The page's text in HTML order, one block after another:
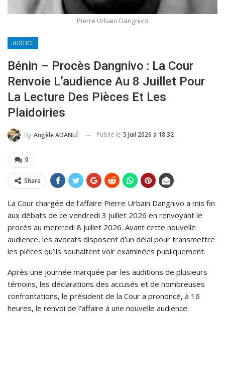
Pierre Urbain Dangnivo
JUSTICE
Bénin – Procès Dangnivo : La Cour
Renvoie L’audience Au 8 Juillet Pour
La Lecture Des Pièces Et Les
Plaidoiries
By Angèle ADANLÉ Publié le 5 Juil 2026 à 18:32
0
Share
La Cour chargée de l’affaire Pierre Urbain Dangnivo a mis fin
aux débats de ce vendredi 3 juillet 2026 en renvoyant le
procès au mercredi 8 juillet 2026. Avant cette nouvelle
audience, les avocats disposent d’un délai pour transmettre
les pièces qu’ils souhaitent voir examinées publiquement.
Après une journée marquée par les auditions de plusieurs
témoins, les déclarations des accusés et de nombreuses
confrontations, le président de la Cour a prononcé, à 16
heures, le renvoi de l’affaire à une nouvelle audience.